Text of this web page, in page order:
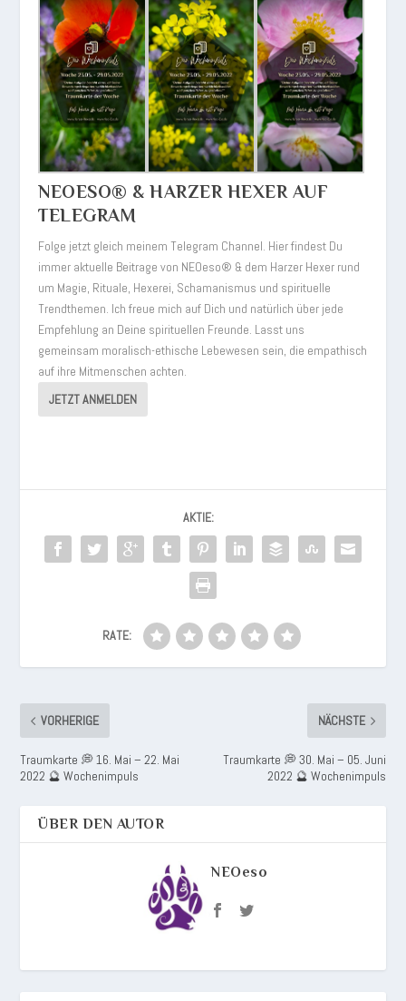
NEOESO® & HARZER HEXER AUF
TELEGRAM
Folge jetzt gleich meinem Telegram Channel. Hier findest Du
immer aktuelle Beitrage von NEOeso® & dem Harzer Hexer rund
um Magie, Rituale, Hexerei, Schamanismus und spirituelle
Trendthemen. Ich freue mich auf Dich und natürlich über jede
Empfehlung an Deine spirituellen Freunde. Lasst uns
gemeinsam moralisch-ethische Lebewesen sein, die empathisch
auf ihre Mitmenschen achten.
JETZT ANMELDEN
AKTIE:
RATE:
VORHERIGE
Traumkarte 💭 16. Mai – 22. Mai
2022 🔮 Wochenimpuls
NÄCHSTE
Traumkarte 💭 30. Mai – 05. Juni
2022 🔮 Wochenimpuls
ÜBER DEN AUTOR
NEOeso